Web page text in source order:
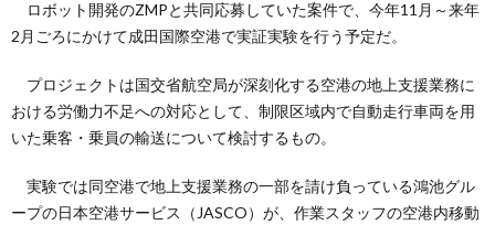
ロボット開発のZMPと共同応募していた案件で、今年11月～来年
2月ごろにかけて成田国際空港で実証実験を行う予定だ。
プロジェクトは国交省航空局が深刻化する空港の地上支援業務に
おける労働力不足への対応として、制限区域内で自動走行車両を用
いた乗客・乗員の輸送について検討するもの。
実験では同空港で地上支援業務の一部を請け負っている鴻池グル
ープの日本空港サービス（JASCO）が、作業スタッフの空港内移動